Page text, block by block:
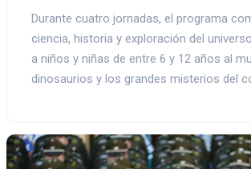
Durante cuatro jornadas, el programa
ciencia, historia y exploración del
a niños y niñas de entre 6 y 12 años al
dinosaurios y los grandes misterios del